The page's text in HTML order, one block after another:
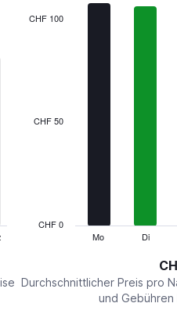
The
categories.
values.
Mo Di
CHF 0
CHF 50
CHF 100
Durchschnittlicher Preis pro
und